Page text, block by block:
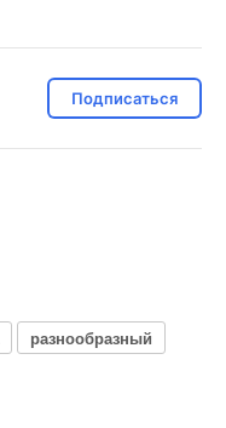
Подписаться
разнообразный